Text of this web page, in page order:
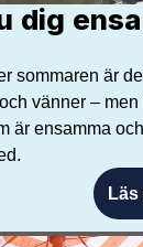
dig
sommaren är
vänner –
är ensamma
Läs